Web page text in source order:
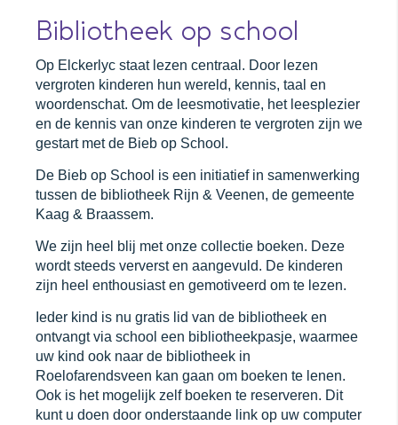
Bibliotheek op school
Op Elckerlyc staat lezen centraal. Door lezen
vergroten kinderen hun wereld, kennis, taal en
woordenschat. Om de leesmotivatie, het leesplezier
en de kennis van onze kinderen te vergroten zijn we
gestart met de Bieb op School.
De Bieb op School is een initiatief in samenwerking
tussen de bibliotheek Rijn & Veenen, de gemeente
Kaag & Braassem.
We zijn heel blij met onze collectie boeken. Deze
wordt steeds ververst en aangevuld. De kinderen
zijn heel enthousiast en gemotiveerd om te lezen.
Ieder kind is nu gratis lid van de bibliotheek en
ontvangt via school een bibliotheekpasje, waarmee
uw kind ook naar de bibliotheek in
Roelofarendsveen kan gaan om boeken te lenen.
Ook is het mogelijk zelf boeken te reserveren. Dit
kunt u doen door onderstaande link op uw computer